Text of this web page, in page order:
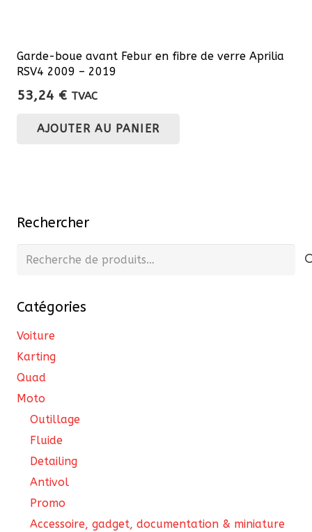
Garde-boue avant Febur en fibre de verre Aprilia
RSV4 2009 – 2019
53,24 € TVAC
AJOUTER AU PANIER
Rechercher
Recherche
Catégories
Voiture
Karting
Quad
Moto
Outillage
Fluide
Detailing
Antivol
Promo
Accessoire, gadget, documentation & miniature